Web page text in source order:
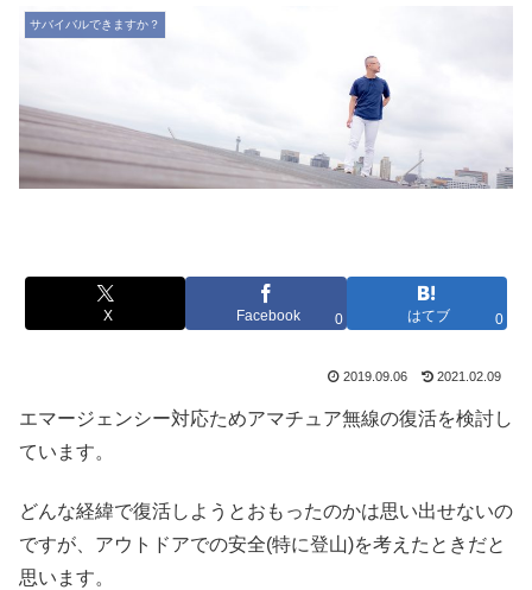
サバイバルできますか？
X Facebook 0 はてブ 0
2019.09.06 2021.02.09
エマージェンシー対応ためアマチュア無線の復活を検討し
ています。
どんな経緯で復活しようとおもったのかは思い出せないの
ですが、アウトドアでの安全(特に登山)を考えたときだと
思います。